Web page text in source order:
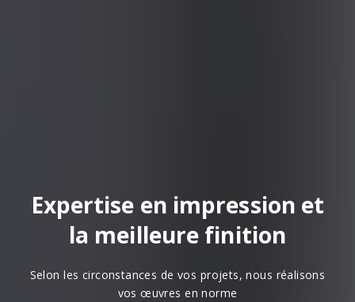
Expertise en impression et
la meilleure finition
Selon les circonstances de vos projets, nous réalisons
vos œuvres en norme